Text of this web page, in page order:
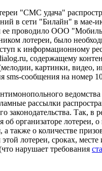
"СМС удача"
в сети "Билайн" в мае-
ее проводило ООО
лотереи, было
к информационному
содержащему
картинки, видео,
sms-сообщения на номер
рассылки
законодательства. Так, в
организаторе лотереи, о
а также о количестве
этой лотереи, сроках,
нарушает требования